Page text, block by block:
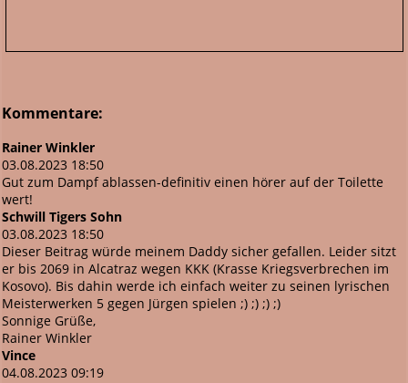
Kommentare:
Rainer Winkler
03.08.2023 18:50
Gut zum Dampf ablassen-definitiv einen hörer auf der Toilette
wert!
Schwill Tigers Sohn
03.08.2023 18:50
Dieser Beitrag würde meinem Daddy sicher gefallen. Leider sitzt
er bis 2069 in Alcatraz wegen KKK (Krasse Kriegsverbrechen im
Kosovo). Bis dahin werde ich einfach weiter zu seinen lyrischen
Meisterwerken 5 gegen Jürgen spielen ;) ;) ;) ;)
Sonnige Grüße,
Rainer Winkler
Vince
04.08.2023 09:19